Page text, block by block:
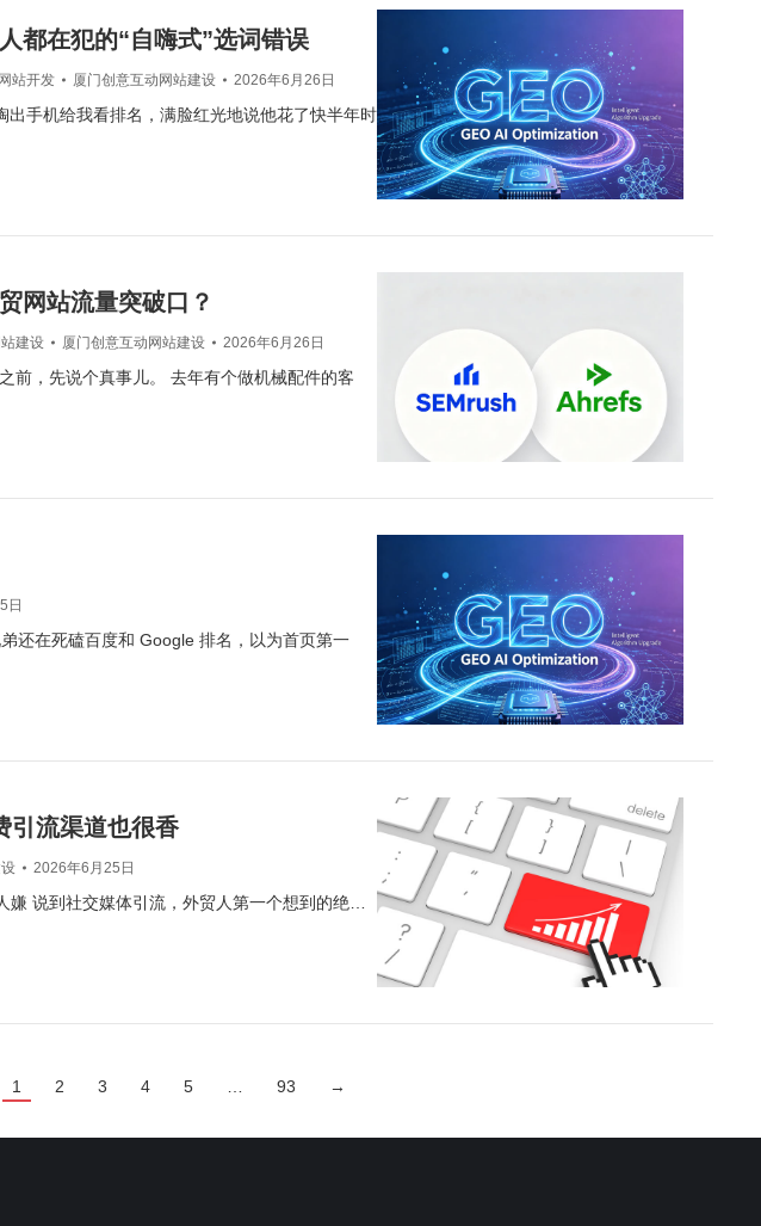
都在犯的“自嗨式”选词错误
网站开发 厦门创意互动网站建设 2026年6月26日
出手机给我看排名，满脸红光地说他花了快半年时
网站流量突破口？
站建设 厦门创意互动网站建设 2026年6月26日
前，先说个真事儿。 去年有个做机械配件的客
日
还在死磕百度和 Google 排名，以为首页第一
引流渠道也很香
2026年6月25日
嫌 说到社交媒体引流，外贸人第一个想到的绝…
1 2 3 4 5 93 →